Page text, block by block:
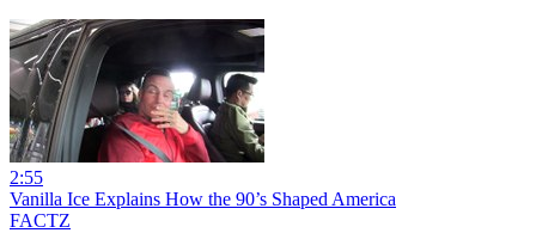
2:55
Vanilla Ice Explains How the 90’s Shaped America
FACTZ